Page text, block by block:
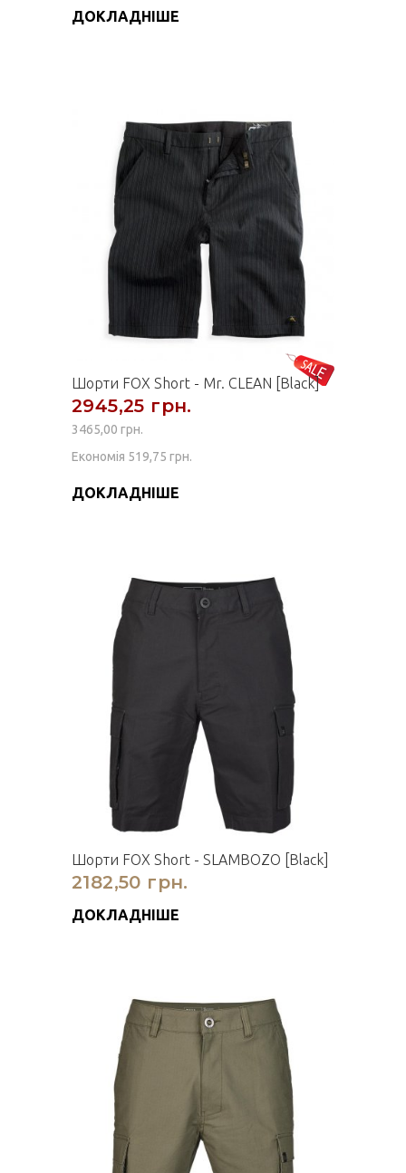
ДОКЛАДНІШЕ
Шорти FOX Short - Mr. CLEAN [Black]
2945,25 грн.
3465,00 грн.
Економія 519,75 грн.
ДОКЛАДНІШЕ
Шорти FOX Short - SLAMBOZO [Black]
2182,50 грн.
ДОКЛАДНІШЕ